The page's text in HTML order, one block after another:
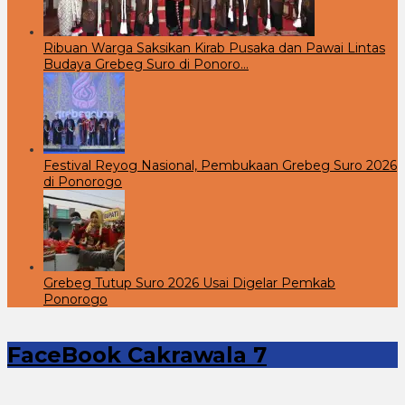
Ribuan Warga Saksikan Kirab Pusaka dan Pawai Lintas
Budaya Grebeg Suro di Ponoro…
Festival Reyog Nasional, Pembukaan Grebeg Suro 2026
di Ponorogo
Grebeg Tutup Suro 2026 Usai Digelar Pemkab
Ponorogo
FaceBook Cakrawala 7